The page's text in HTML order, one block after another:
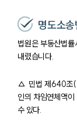
명도소
법원은 부동산법
내렸습니다.
△ 민법 제640조(
인의 차임연체액
수 있다.